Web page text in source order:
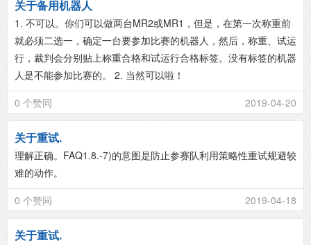
关于备用机器人
1. 不可以。你们可以做两台MR2或MR1，但是，在第一次称重前
就必须二选一，确定一台要参加比赛的机器人，然后，称重、试运
行，裁判会分别贴上称重合格和试运行合格标签。没有标签的机器
人是不能参加比赛的。 2. 当然可以啦！
0 个赞同
2019-04-20
关于重试.
理解正确。FAQ1.8.-7)的意图是防止参赛队利用策略性重试规避较
难的动作。
0 个赞同
2019-04-18
关于重试.